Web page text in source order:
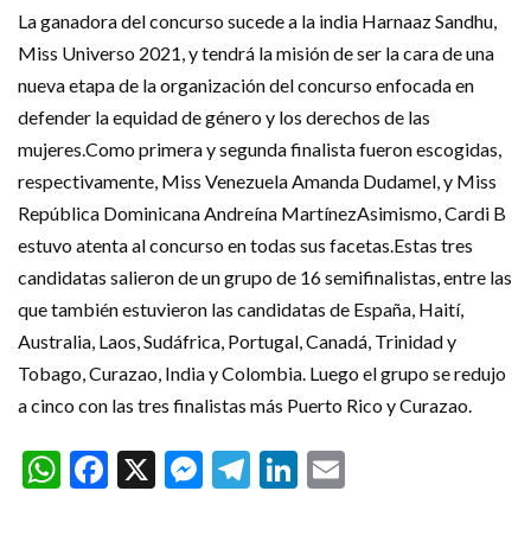
La ganadora del concurso sucede a la india Harnaaz Sandhu,
Miss Universo 2021, y tendrá la misión de ser la cara de una
nueva etapa de la organización del concurso enfocada en
defender la equidad de género y los derechos de las
mujeres.Como primera y segunda finalista fueron escogidas,
respectivamente, Miss Venezuela Amanda Dudamel, y Miss
República Dominicana Andreína MartínezAsimismo, Cardi B
estuvo atenta al concurso en todas sus facetas.Estas tres
candidatas salieron de un grupo de 16 semifinalistas, entre las
que también estuvieron las candidatas de España, Haití,
Australia, Laos, Sudáfrica, Portugal, Canadá, Trinidad y
Tobago, Curazao, India y Colombia. Luego el grupo se redujo
a cinco con las tres finalistas más Puerto Rico y Curazao.
WhatsApp
Facebook
X Messenger
Telegram
LinkedIn